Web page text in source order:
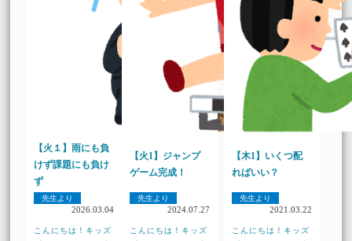
【火１】雨にも負
けず課題にも負け
ず
先生より
2026.03.04
こんにちは！キッズ
【火1】ジャンプ
ゲーム完成！
先生より
2024.07.27
こんにちは！キッズ
【木1】いくつ配
ればいい？
先生より
2021.03.22
こんにちは！キッズ